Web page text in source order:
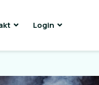
Login